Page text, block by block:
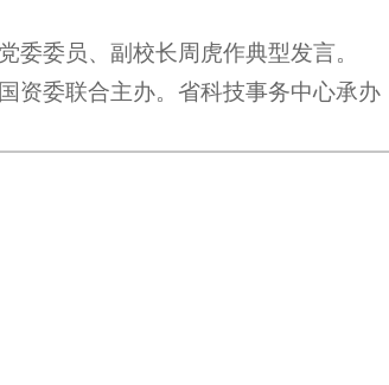
委委员、副校长周虎作典型发言。
资委联合主办。省科技事务中心承